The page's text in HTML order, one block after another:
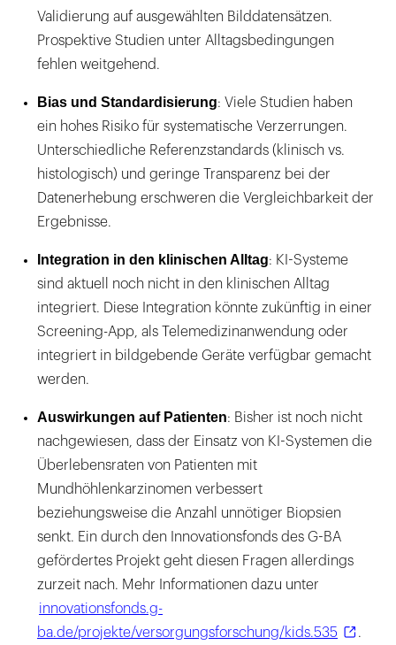
Validierung auf ausgewählten Bilddatensätzen.
Prospektive Studien unter Alltagsbedingungen
fehlen weitgehend.
Bias und Standardisierung: Viele Studien haben
ein hohes Risiko für systematische Verzerrungen.
Unterschiedliche Referenzstandards (klinisch vs.
histologisch) und geringe Transparenz bei der
Datenerhebung erschweren die Vergleichbarkeit der
Ergebnisse.
Integration in den klinischen Alltag: KI-Systeme
sind aktuell noch nicht in den klinischen Alltag
integriert. Diese Integration könnte zukünftig in einer
Screening-App, als Telemedizinanwendung oder
integriert in bildgebende Geräte verfügbar gemacht
werden.
Auswirkungen auf Patienten: Bisher ist noch nicht
nachgewiesen, dass der Einsatz von KI-Systemen die
Überlebensraten von Patienten mit
Mundhöhlenkarzinomen verbessert
beziehungsweise die Anzahl unnötiger Biopsien
senkt. Ein durch den Innovationsfonds des G-BA
gefördertes Projekt geht diesen Fragen allerdings
zurzeit nach. Mehr Informationen dazu unter
innovationsfonds.g-
ba.de/projekte/versorgungsforschung/kids.535
.